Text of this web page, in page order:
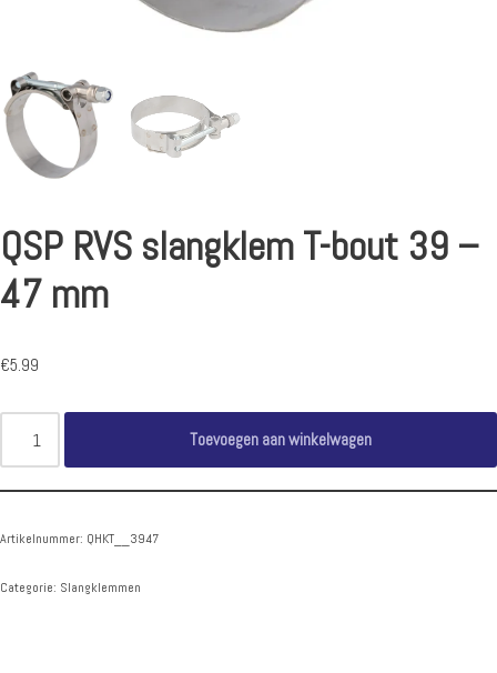
QSP RVS slangklem T-bout 39 –
47 mm
€5.99
Toevoegen aan winkelwagen
Artikelnummer: QHKT__3947
Categorie: Slangklemmen